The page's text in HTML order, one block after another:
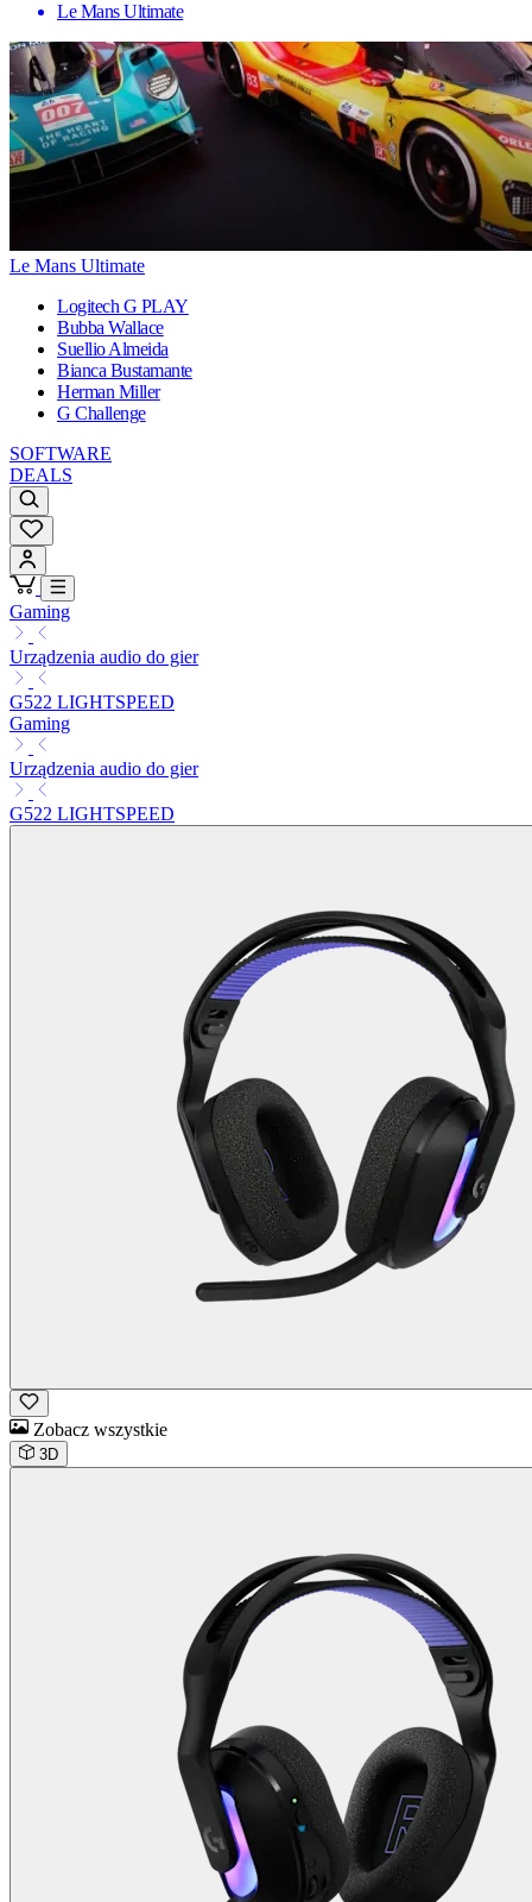
Le Mans Ultimate
Le Mans Ultimate
Logitech G PLAY
Bubba Wallace
Suellio Almeida
Bianca Bustamante
Herman Miller
G Challenge
SOFTWARE
DEALS
Gaming
Urządzenia audio do gier
G522 LIGHTSPEED
Gaming
Urządzenia audio do gier
G522 LIGHTSPEED
Zobacz wszystkie
3D